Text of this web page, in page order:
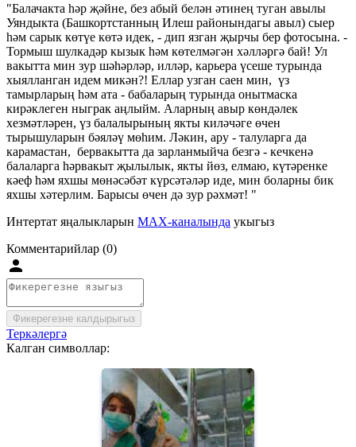
"Балачакта һәр җәйне, без абый белән әтинең туган авылы
Уяндыкта (Башкортстанның Илеш районындагы авыл) сыер
һәм сарык көтүе көтә идек, - дип язган җырчы бер фотосына. -
Тормыш шулкадәр кызык һәм көтелмәгән хәлләргә бай! Ул
вакытта мин зур шәһәрләр, илләр, карьера үсеше турында
хыялланган идем микән?! Еллар узган саен мин, үз
тамырларың һәм ата - бабаларың турында онытмаска
кирәклеген ныграк аңлыйм. Аларның авыр көндәлек
хезмәтләрен, үз балалырының якты киләчәге өчен
тырышуларын бәяләү мөһим. Ләкин, ару - талуларга да
карамастан, бервакытта да зарланмыйча безгә - кечкенә
балаларга һәрвакыт җылылык, якты йөз, елмаю, күтәренке
кәеф һәм яхшы мөнәсәбәт күрсәтәләр иде, мин боларны бик
яхшы хәтерлим. Барысы өчен дә зур рәхмәт! "
Интертат яңалыкларын MAX-каналында укыгыз
Комментарийлар (0)
Фикерегезне калдырыгыз
Теркәлергә
Калган символлар: